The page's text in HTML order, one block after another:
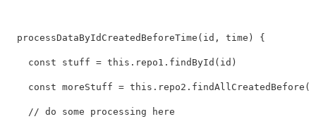
  processDataByIdCreatedBeforeTime(id, time) {
    const stuff = this.repo1.findById(id)
const moreStuff =
    // do some processing here